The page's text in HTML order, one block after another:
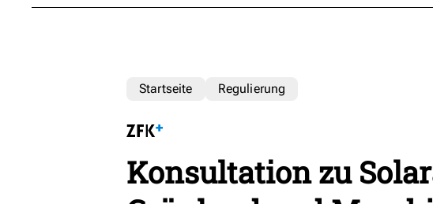
Startseite Regulierung
Konsultation zu